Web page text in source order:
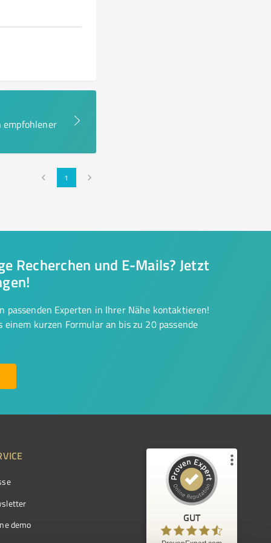
empfohlener
1
Recherchen und E-Mails? Jetzt
passenden Experten in Ihrer Nähe kontaktieren!
kurzen Formular an bis zu 20 passende
demo
GUT
Kundenbewertungen und Erfahrungen zu
ProvenExpert.com
97
%
Empfehlungen auf